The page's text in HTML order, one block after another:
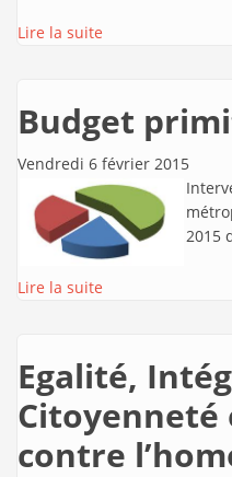
Lire la suite
Budget
Vendredi 6 février 2015
2015
Lire la suite
Egalité,
contre